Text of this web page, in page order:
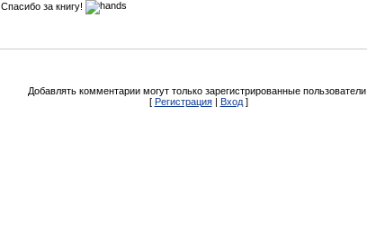
Спасибо за книгу!
Добавлять комментарии могут только зарегистрированные пользователи.
[ Регистрация| Вход]